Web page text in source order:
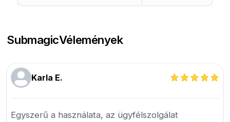
SubmagicVélemények
Karla E.
Egyszerű a használata, az ügyfélszolgálat